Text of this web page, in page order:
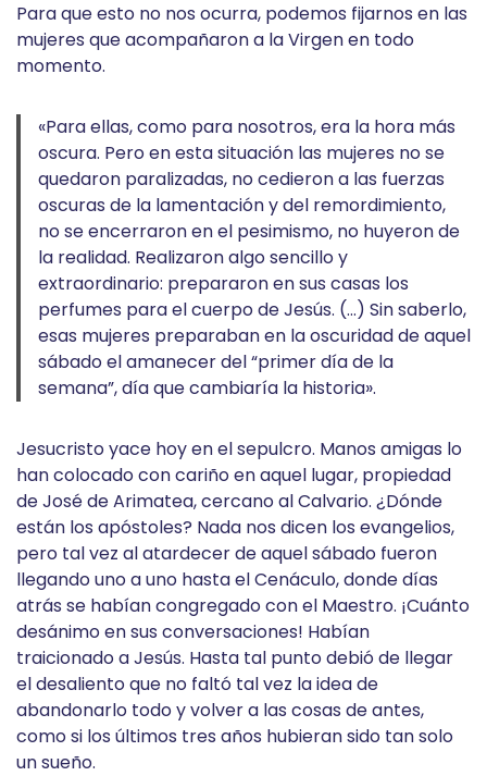
Para que esto no nos ocurra, podemos fijarnos en las
mujeres que acompañaron a la Virgen en todo
momento.
«Para ellas, como para nosotros, era la hora más
oscura. Pero en esta situación las mujeres no se
quedaron paralizadas, no cedieron a las fuerzas
oscuras de la lamentación y del remordimiento,
no se encerraron en el pesimismo, no huyeron de
la realidad. Realizaron algo sencillo y
extraordinario: prepararon en sus casas los
perfumes para el cuerpo de Jesús. (…) Sin saberlo,
esas mujeres preparaban en la oscuridad de aquel
sábado el amanecer del “primer día de la
semana”, día que cambiaría la historia».
Jesucristo yace hoy en el sepulcro. Manos amigas lo
han colocado con cariño en aquel lugar, propiedad
de José de Arimatea, cercano al Calvario. ¿Dónde
están los apóstoles? Nada nos dicen los evangelios,
pero tal vez al atardecer de aquel sábado fueron
llegando uno a uno hasta el Cenáculo, donde días
atrás se habían congregado con el Maestro. ¡Cuánto
desánimo en sus conversaciones! Habían
traicionado a Jesús. Hasta tal punto debió de llegar
el desaliento que no faltó tal vez la idea de
abandonarlo todo y volver a las cosas de antes,
como si los últimos tres años hubieran sido tan solo
un sueño.